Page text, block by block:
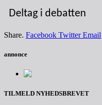
Deltag i debatten
Share. Facebook Twitter Email
annonce
TILMELD NYHEDSBREVET